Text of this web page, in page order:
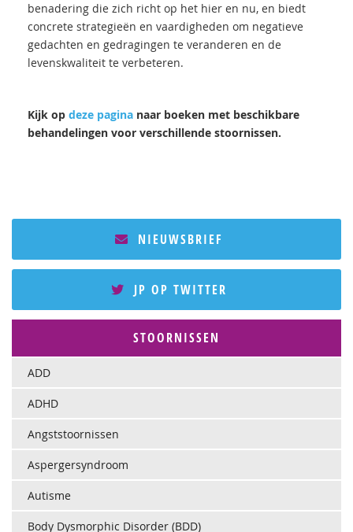
benadering die zich richt op het hier en nu, en biedt
concrete strategieën en vaardigheden om negatieve
gedachten en gedragingen te veranderen en de
levenskwaliteit te verbeteren.
Kijk op deze pagina naar boeken met beschikbare
behandelingen voor verschillende stoornissen.
NIEUWSBRIEF
JP OP TWITTER
STOORNISSEN
ADD
ADHD
Angststoornissen
Aspergersyndroom
Autisme
Body Dysmorphic Disorder (BDD)